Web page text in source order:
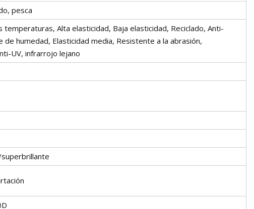
pesca
Alta elasticidad, Baja elasticidad, Reciclado, Anti-
humedad, Elasticidad media, Resistente a la abrasión,
UV, infrarrojo lejano